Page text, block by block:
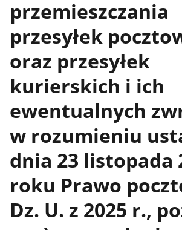
przemieszczania
przesyłek
oraz przesyłek
kurierskich i ich
ewentualnych
w rozumieniu
dnia 23 listopada
roku Prawo
Dz. U. z 2025 r.,